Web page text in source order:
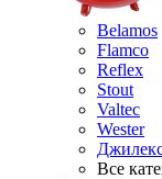
Belamos
Flamco
Reflex
Stout
Valtec
Wester
Все